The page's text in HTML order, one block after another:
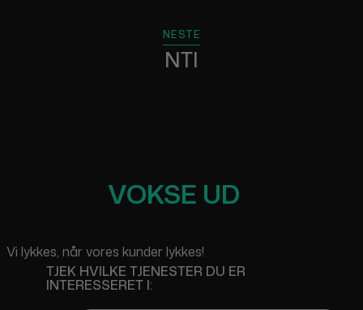
NESTE
NTI
VOKSE UD
Vi lykkes, når vores kunder lykkes!
TJEK HVILKE TJENESTER DU ER
INTERESSERET I: